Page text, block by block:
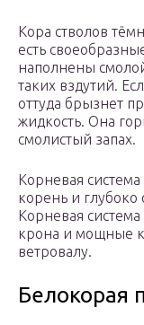
Кора стволов
есть
наполнены
таких вздутий.
оттуда брызнет
жидкость. Она
смолистый запах.
Корневая
корень и глубоко
Корневая
крона и мощные
ветровалу.
Белокорая